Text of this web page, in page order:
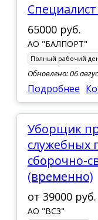
65000 руб.
АО "БАЛПОРТ"
Полный рабочий
Обновлено: 06
Подробнее
Уборщик производственных и
служебных
сборочно-
(временно)
от 39000 руб.
АО "ВСЗ"